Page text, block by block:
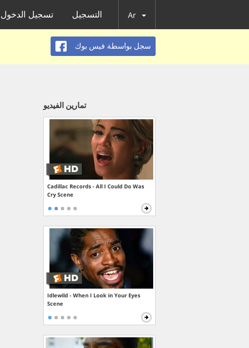
تسجيل الدخول التسجيل Ar
سجل بواسطة فيس بوك
تمارين الفيديو
Cadillac Records - All I Could Do Was
Cry Scene
Idlewild - When I Look in Your Eyes
Scene